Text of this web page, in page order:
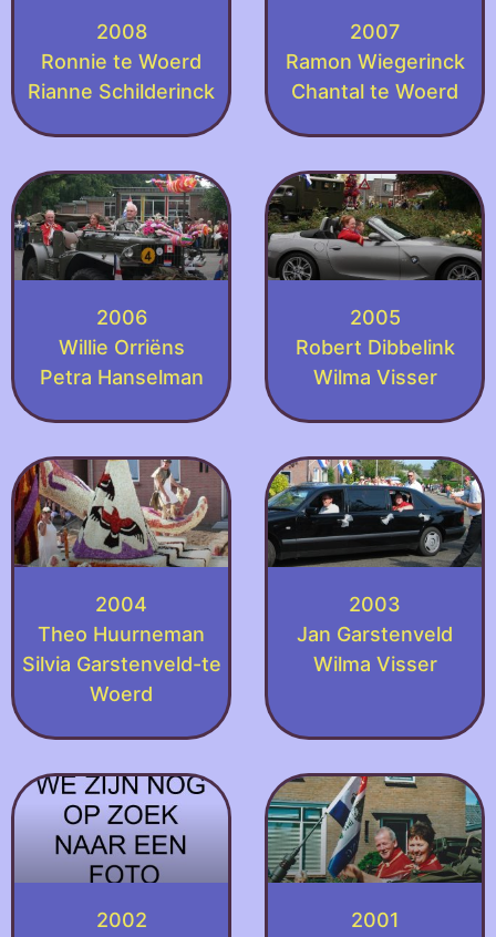
2008
Ronnie te Woerd
Rianne Schilderinck
2007
Ramon Wiegerinck
Chantal te Woerd
2006
Willie Orriëns
Petra Hanselman
2005
Robert Dibbelink
Wilma Visser
2004
Theo Huurneman
Silvia Garstenveld-te
Woerd
2003
Jan Garstenveld
Wilma Visser
2002
2001